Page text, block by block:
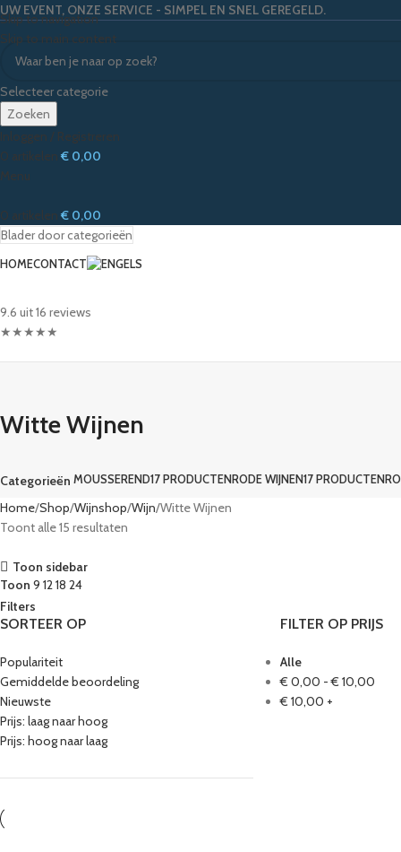
Skip to navigation
Skip to main content
UW EVENT, ONZE SERVICE - SIMPEL EN SNEL GEREGELD.
Selecteer categorie
Zoeken
Inloggen / Registreren
0 artikelen € 0,00
Menu
0 artikelen € 0,00
Blader door categorieën
HOMECONTACT
9.6 uit 16 reviews
★★★★★
Witte Wijnen
Categorieën MOUSSEREND17 PRODUCTENRODE WIJNEN17 PRODUCTEN
Home Shop Wijnshop Wijn Witte Wijnen
Toont alle 15 resultaten
Toon sidebar
Toon 9 1218 24
Filters
SORTEER OP
Populariteit
Gemiddelde beoordeling
Nieuwste
Prijs: laag naar hoog
Prijs: hoog naar laag
FILTER OP PRIJS
Alle
€ 0,00 -€ 10,00
€ 10,00 +